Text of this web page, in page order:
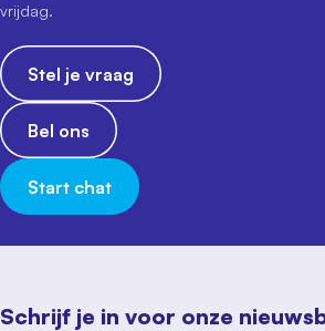
Schrijf je in voor onze
vrijdag.
Stel je vraag
Bel ons
Start chat